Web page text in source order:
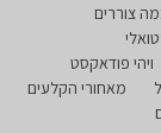
צוררים
ויהי פודאקסט
מאחורי הקלעים